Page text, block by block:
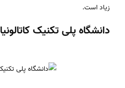
زیاد است.
دانشگاه پلی تکنیک کاتالونیا